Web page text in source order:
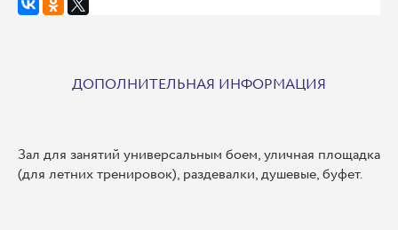
ДОПОЛНИТЕЛЬНАЯ ИНФОРМАЦИЯ
Зал для занятий универсальным боем, уличная площадка
(для летних тренировок), раздевалки, душевые, буфет.